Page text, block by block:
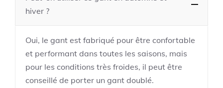
hiver ?
Oui, le gant est fabriqué pour être confortable
et performant dans toutes les saisons, mais
pour les conditions très froides, il peut être
conseillé de porter un gant doublé.